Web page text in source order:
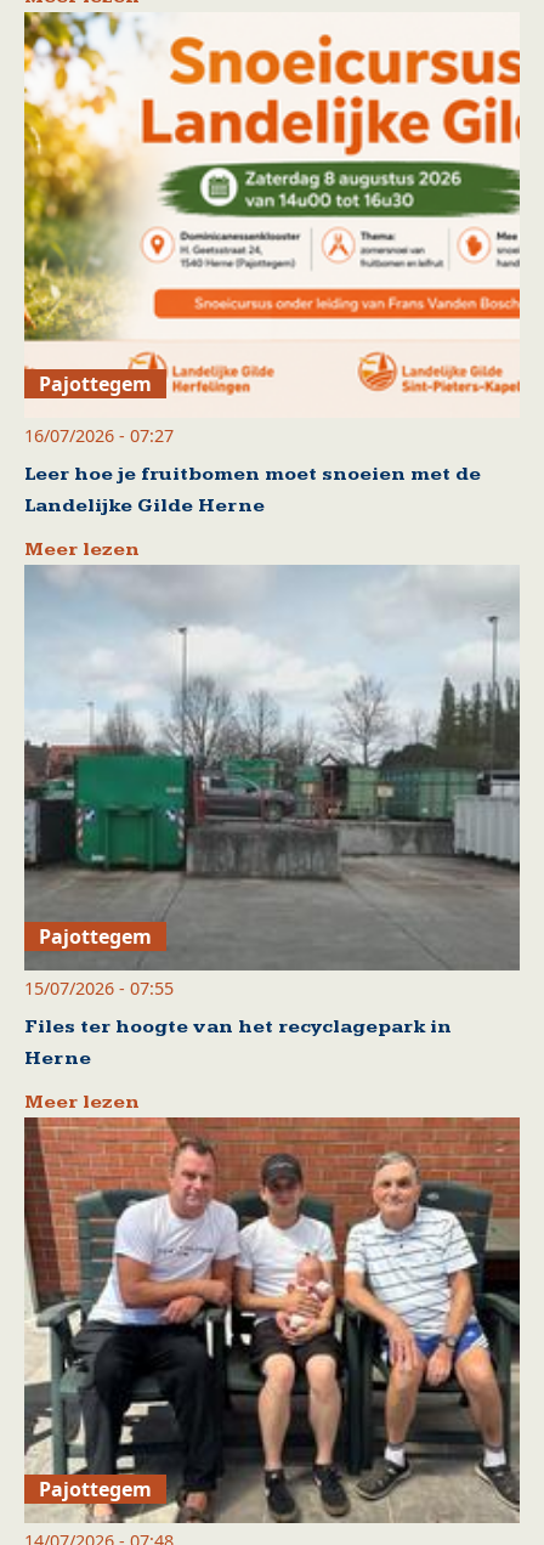
Pajottegem
16/07/2026 - 07:27
Leer hoe je fruitbomen moet snoeien met de
Landelijke Gilde Herne
Meer lezen
Pajottegem
15/07/2026 - 07:55
Files ter hoogte van het recyclagepark in
Herne
Meer lezen
Pajottegem